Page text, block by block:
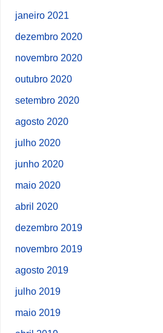
janeiro 2021
dezembro 2020
novembro 2020
outubro 2020
setembro 2020
agosto 2020
julho 2020
junho 2020
maio 2020
abril 2020
dezembro 2019
novembro 2019
agosto 2019
julho 2019
maio 2019